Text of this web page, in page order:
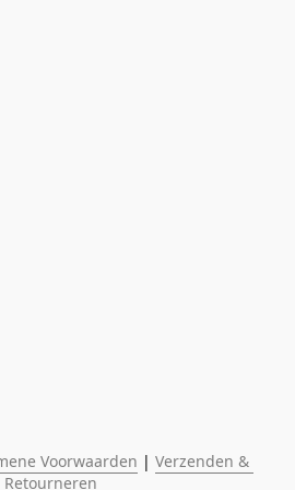
Voorwaarden | Verzenden &
Retourneren